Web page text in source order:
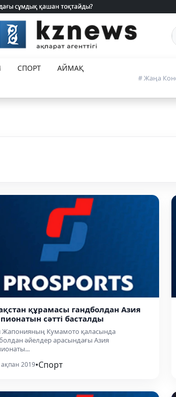
сұмдық қашан тоқтайды?
сұмдық қашан тоқтайды?
СПОРТ
АЙМАҚ
# Жаңа
құрамасы гандболдан Азия
сәтті басталды
Жапонияның Кумамото қаласында
әйелдер арасындағы Азия
ақпан 2019•Спорт